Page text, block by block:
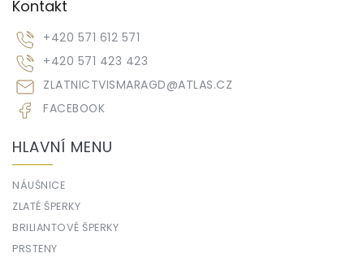
Kontakt
ZLATNICTVISMARAGD@ATLAS.CZ
+420 571 612 571
+420 571 423 423
FACEBOOK
HLAVNÍ MENU
NÁUŠNICE
ZLATÉ ŠPERKY
BRILIANTOVÉ ŠPERKY
PRSTENY